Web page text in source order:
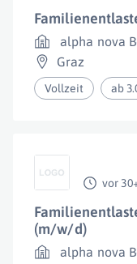
alpha nova
Graz
Vollzeit ab
vor
(m/w/d)
alpha nova